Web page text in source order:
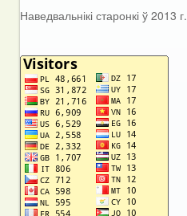
Наведвальнікі старонкі ў 2013 г.